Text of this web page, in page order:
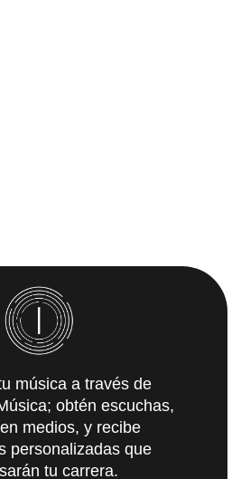
música a través de
obtén escuchas,
medios, y recibe
personalizadas que
tu carrera.